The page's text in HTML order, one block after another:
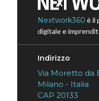
Nextwork360 è il
digitale e
Indirizzo
Via Moretto da
Milano - Italia
CAP 20133